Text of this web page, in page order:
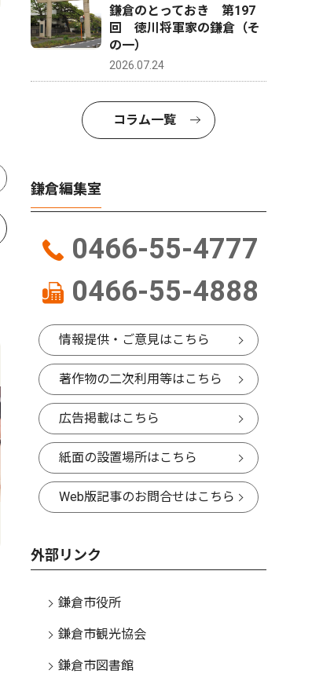
鎌倉 2026.07.31
鎌倉学園剣道部 岩瀬中・
鎌倉のとっておき 第197
回 徳川将軍家の鎌倉（そ
の一）
2026.07.24
コラム一覧
鎌倉編集室
0466-55-4777
0466-55-4888
情報提供・ご意見はこちら
著作物の二次利用等はこちら
広告掲載はこちら
紙面の設置場所はこちら
Web版記事のお問合せはこちら
外部リンク
鎌倉市役所
鎌倉市観光協会
鎌倉市図書館